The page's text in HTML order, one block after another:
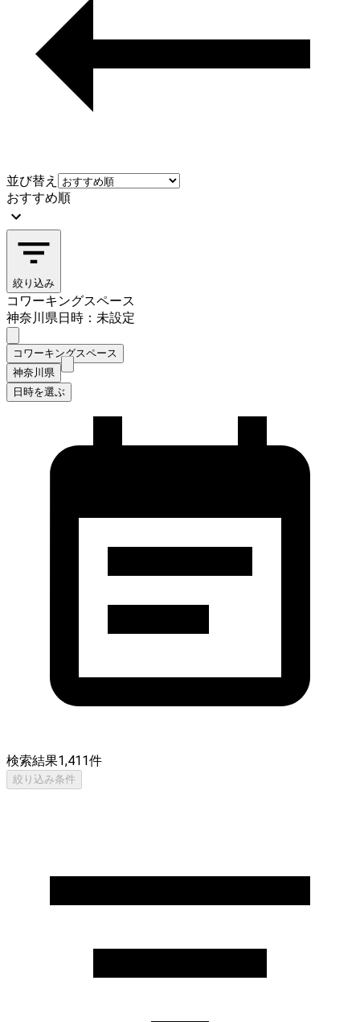
並び替え
おすすめ順
絞り込み
コワーキングスペース
神奈川県日時：未設定
コワーキングスペース
神奈川県
日時を選ぶ
検索結果1,411件
絞り込み条件